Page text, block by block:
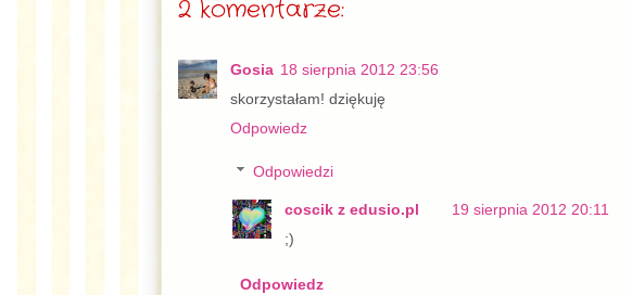
2 komentarze:
Gosia 18 sierpnia 2012 23:56
skorzystałam! dziękuję
Odpowiedz
Odpowiedzi
coscik z edusio.pl
19 sierpnia 2012 20:11
;)
Odpowiedz